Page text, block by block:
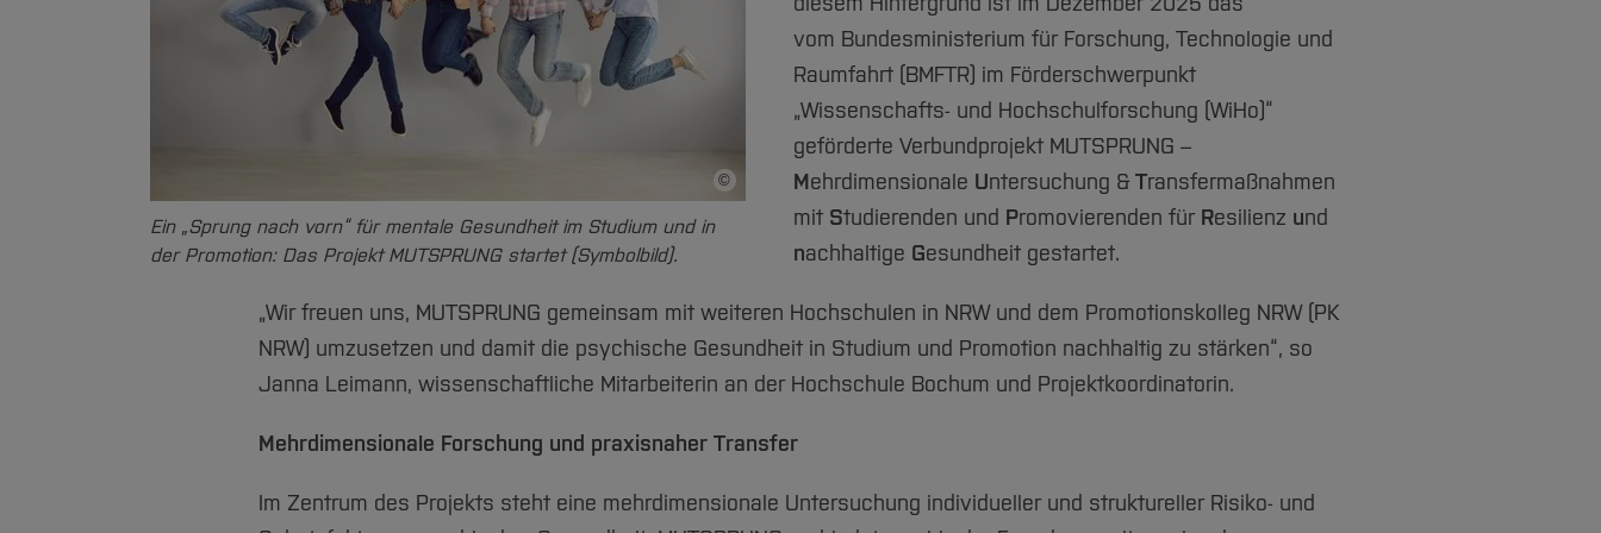
©
Bildnachweis
Ein „Sprung nach vorn“ für mentale Gesundheit im Studium und in
der Promotion: Das Projekt MUTSPRUNG startet (Symbolbild).
vom Bundesministerium für Forschung, Technologie und
Raumfahrt (BMFTR) im Förderschwerpunkt
„Wissenschafts- und Hochschulforschung (WiHo)“
geförderte Verbundprojekt MUTSPRUNG –
Mehrdimensionale Untersuchung &Transfermaßnahmen
mit Studierenden und Promovierenden für Resilienz und
nachhaltige Gesundheit gestartet.
„Wir freuen uns, MUTSPRUNG gemeinsam mit weiteren Hochschulen in NRW und dem Promotionskolleg NRW (PK
NRW) umzusetzen und damit die psychische Gesundheit in Studium und Promotion nachhaltig zu stärken“, so
Janna Leimann, wissenschaftliche Mitarbeiterin an der Hochschule Bochum und Projektkoordinatorin.
Mehrdimensionale Forschung und praxisnaher Transfer
Im Zentrum des Projekts steht eine mehrdimensionale Untersuchung individueller und struktureller Risiko- und